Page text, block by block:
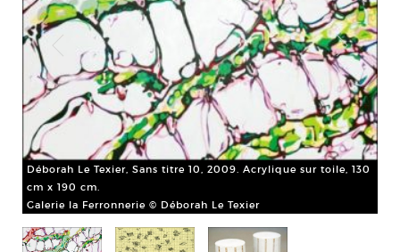
Déborah Le Texier, Sans titre 10, 2009. Acrylique sur toile, 130
cm x 190 cm.
Galerie la Ferronnerie © Déborah Le Texier